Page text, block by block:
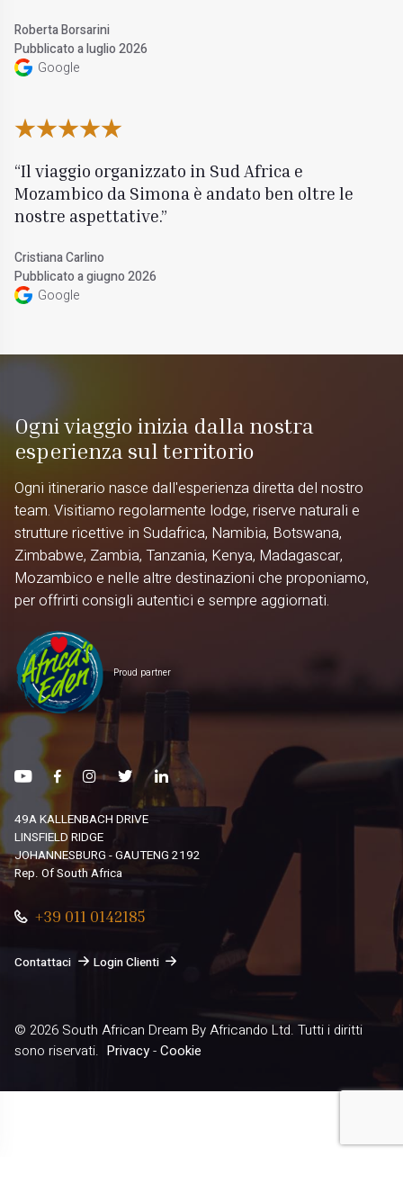
Roberta Borsarini
Pubblicato a luglio 2026
Google
Il viaggio organizzato in Sud Africa e
Mozambico da Simona è andato ben oltre le
nostre aspettative.
Cristiana Carlino
Pubblicato a giugno 2026
Google
Ogni viaggio inizia dalla nostra
esperienza sul territorio
Ogni itinerario nasce dall'esperienza diretta del nostro
team. Visitiamo regolarmente lodge, riserve naturali e
strutture ricettive in Sudafrica, Namibia, Botswana,
Zimbabwe, Zambia, Tanzania, Kenya, Madagascar,
Mozambico e nelle altre destinazioni che proponiamo,
per offrirti consigli autentici e sempre aggiornati.
Proud partner
49A KALLENBACH DRIVE
LINSFIELD RIDGE
JOHANNESBURG - GAUTENG 2192
Rep. Of South Africa
+39 011 0142185
Contattaci Login Clienti
© 2026 South African Dream By Africando Ltd. Tutti i diritti
sono riservati. Privacy-Cookie